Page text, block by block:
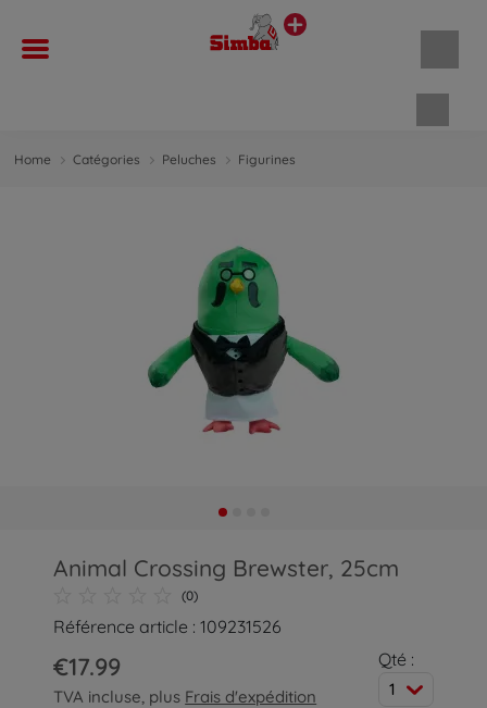
Home Catégories Peluches Figurines
Animal Crossing Brewster, 25cm
(0)
Référence article : 109231526
€17.99
TVA incluse, plus Frais d'expédition
Qté :
1